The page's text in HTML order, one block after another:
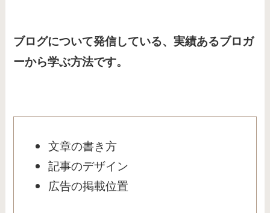
ブログについて発信している、実績あるブロガ
ーから学ぶ方法です。
文章の書き方
記事のデザイン
広告の掲載位置